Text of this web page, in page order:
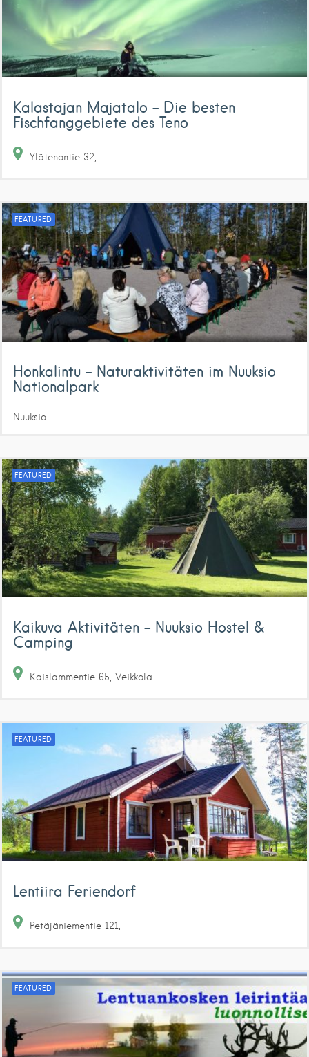
Kalastajan Majatalo – Die besten
Fischfanggebiete des Teno
Ylätenontie 32
FEATURED
Honkalintu – Naturaktivitäten im Nuuksio
Nationalpark
Nuuksio
FEATURED
Kaikuva Aktivitäten – Nuuksio Hostel &
Camping
Kaislammentie 65 Veikkola
FEATURED
Lentiira Feriendorf
Petäjäniementie 121
FEATURED